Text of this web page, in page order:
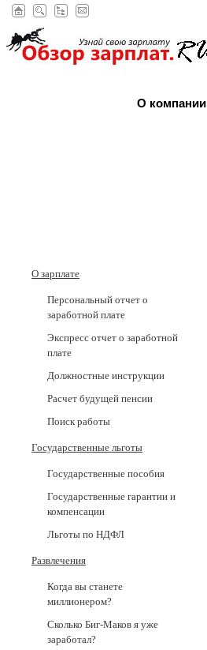
О компании
О зарплате
Персональный отчет о
заработной плате
Экспресс отчет о заработной
плате
Должностные инструкции
Расчет будущей пенсии
Поиск работы
Государственные льготы
Государственные пособия
Государственные гарантии и
компенсации
Льготы по НДФЛ
Развлечения
Когда вы станете
миллионером?
Сколько Биг-Маков я уже
заработал?